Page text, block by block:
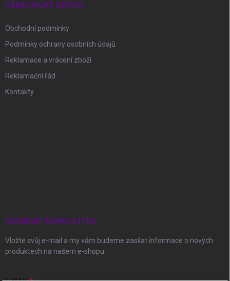
ZÁKAZNICKÝ SERVIS
Obchodní podmínky
Podmínky ochrany osobních údajů
Reklamace a vrácení zboží
Reklamační řád
Kontakty
ODEBÍRAT NEWSLETTER
Vložte svůj e-mail a my vám budeme zasílat informace o nových
produktech na našem e-shopu.